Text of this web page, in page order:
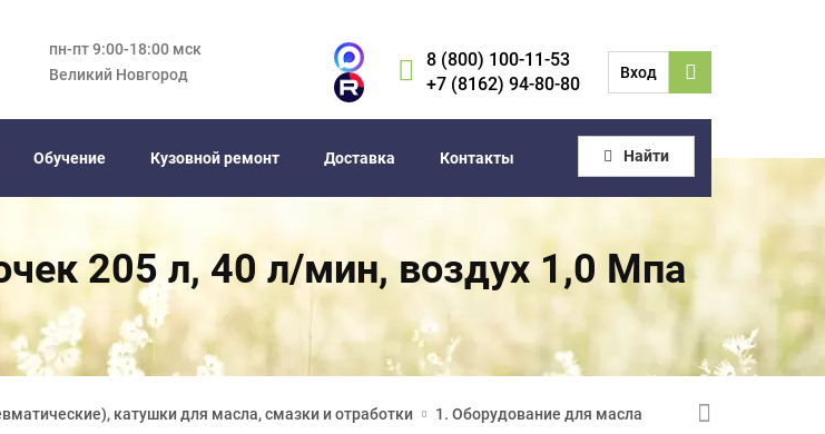
пн-пт 9:00-18:00 мск
Великий Новгород
8 (800) 100-11-53
+7 (8162) 94-80-80
Вход
Обучение Кузовной ремонт Доставка Контакты Найти
205 л, 40 л/мин, воздух 1,0 Мпа
катушки для масла, смазки и отработки 1. Оборудование для масла